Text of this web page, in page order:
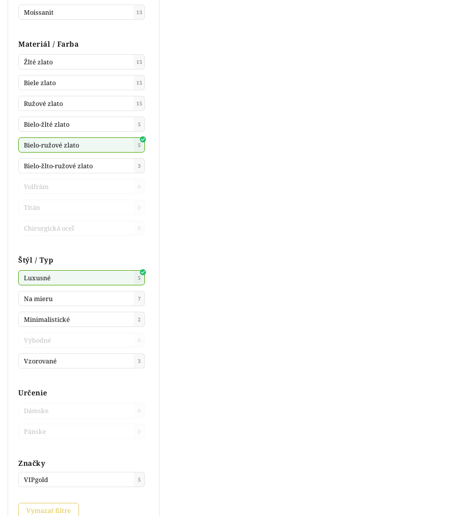
Značky
VIPgold 5
Moissanit 13
Materiál / Farba
Žlté zlato 15
Biele zlato 15
Ružové zlato 15
Bielo-žlté zlato 5
Bielo-ružové zlato 5
Bielo-žlto-ružové zlato 3
Volfrám 0
Titán 0
Chirurgická oceľ 0
Štýl / Typ
Luxusné 5
Na mieru 7
Minimalistické 2
Výhodné 0
Vzorované 3
Určenie
Dámske 0
Pánske 0
Vymazať filtre